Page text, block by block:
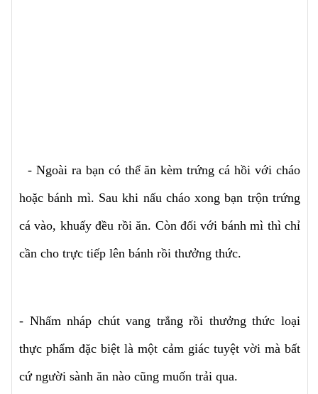
- Ngoài ra bạn có thể ăn kèm trứng cá hồi với cháo
hoặc bánh mì. Sau khi nấu cháo xong bạn trộn trứng
cá vào, khuấy đều rồi ăn. Còn đối với bánh mì thì chỉ
cần cho trực tiếp lên bánh rồi thưởng thức.
- Nhấm nháp chút vang trắng rồi thưởng thức loại
thực phẩm đặc biệt là một cảm giác tuyệt vời mà bất
cứ người sành ăn nào cũng muốn trải qua.